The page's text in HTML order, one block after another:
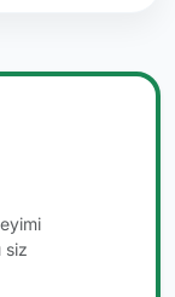
siz